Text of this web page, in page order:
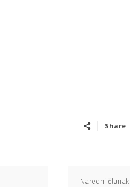
Share
Naredni članak